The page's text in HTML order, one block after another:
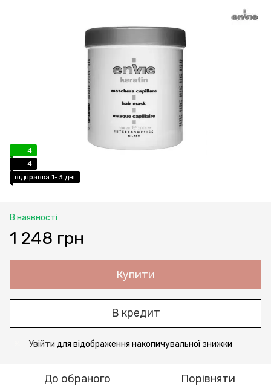
4
4
відправка 1-3 дні
В наявності
1 248 грн
Купити
В кредит
Увійти для відображення накопичувальної знижки
До обраного Порівняти